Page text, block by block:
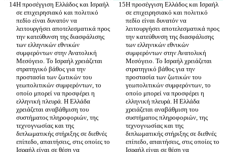
Η προσέγγιση Ελλάδος και Ισραήλ
σε επιχειρησιακό και πολιτικό
πεδίο είναι δυνατόν να
λειτουργήσει αποτελεσματικά προς
την κατεύθυνση της διασφάλισης
των ελληνικών εθνικών
συμφερόντων στην Ανατολική
Μεσόγειο. Το Ισραήλ χρειάζεται
στρατηγικό βάθος για την
προστασία των ζωτικών του
γεωπολιτικών συμφερόντων, το
οποίο μπορεί να προσφέρει η
ελληνική πλευρά. Η Ελλάδα
χρειάζεται αναβάθμιση του
συστήματος πληροφοριών, της
τεχνογνωσίας και της
διπλωματικής στήριξης σε διεθνές
επίπεδο, απαιτήσεις, στις οποίες το
Ισραήλ είναι σε θέση να
Η προσέγγιση Ελλάδος και Ισραήλ
σε επιχειρησιακό και πολιτικό
πεδίο είναι δυνατόν να
λειτουργήσει αποτελεσματικά προς
την κατεύθυνση της διασφάλισης
των ελληνικών εθνικών
συμφερόντων στην Ανατολική
Μεσόγειο. Το Ισραήλ χρειάζεται
στρατηγικό βάθος για την
προστασία των ζωτικών του
γεωπολιτικών συμφερόντων, το
οποίο μπορεί να προσφέρει η
ελληνική πλευρά. Η Ελλάδα
χρειάζεται αναβάθμιση του
συστήματος πληροφοριών, της
τεχνογνωσίας και της
διπλωματικής στήριξης σε διεθνές
επίπεδο, απαιτήσεις, στις οποίες το
Ισραήλ είναι σε θέση να